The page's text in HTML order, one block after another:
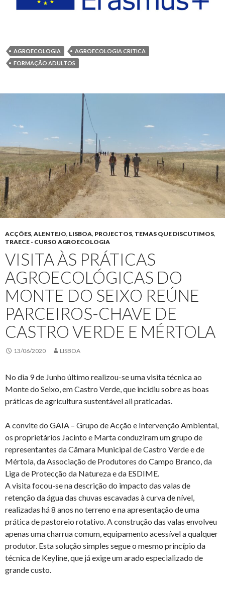
AGROECOLOGIA
AGROECOLOGIA CRITICA
FORMAÇÃO ADULTOS
ACÇÕES, ALENTEJO, LISBOA, PROJECTOS, TEMAS QUE DISCUTIMOS,
TRAECE - CURSO AGROECOLOGIA
VISITA ÀS PRÁTICAS
AGROECOLÓGICAS DO
MONTE DO SEIXO REÚNE
PARCEIROS-CHAVE DE
CASTRO VERDE E MÉRTOLA
13/06/2020 LISBOA
No dia 9 de Junho último realizou-se uma visita técnica ao
Monte do Seixo, em Castro Verde, que incidiu sobre as boas
práticas de agricultura sustentável ali praticadas.
A convite do GAIA – Grupo de Acção e Intervenção Ambiental,
os proprietários Jacinto e Marta conduziram um grupo de
representantes da Câmara Municipal de Castro Verde e de
Mértola, da Associação de Produtores do Campo Branco, da
Liga de Protecção da Natureza e da ESDIME.
A visita focou-se na descrição do impacto das valas de
retenção da água das chuvas escavadas à curva de nível,
realizadas há 8 anos no terreno e na apresentação de uma
prática de pastoreio rotativo. A construção das valas envolveu
apenas uma charrua comum, equipamento acessível a qualquer
produtor. Esta solução simples segue o mesmo princípio da
técnica de Keyline, que já exige um arado especializado de
grande custo.